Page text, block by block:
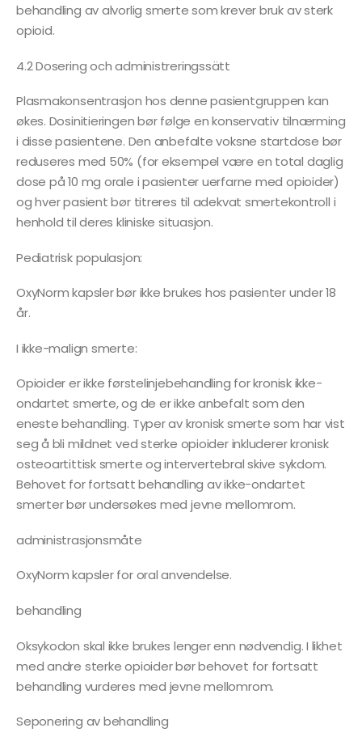
behandling av alvorlig smerte som krever bruk av sterk
opioid.
4.2 Dosering och administreringssätt
Plasmakonsentrasjon hos denne pasientgruppen kan
økes. Dosinitieringen bør følge en konservativ tilnærming
i disse pasientene. Den anbefalte voksne startdose bør
reduseres med 50% (for eksempel være en total daglig
dose på 10 mg orale i pasienter uerfarne med opioider)
og hver pasient bør titreres til adekvat smertekontroll i
henhold til deres kliniske situasjon.
Pediatrisk populasjon:
OxyNorm kapsler bør ikke brukes hos pasienter under 18
år.
I ikke-malign smerte:
Opioider er ikke førstelinjebehandling for kronisk ikke-
ondartet smerte, og de er ikke anbefalt som den
eneste behandling. Typer av kronisk smerte som har vist
seg å bli mildnet ved sterke opioider inkluderer kronisk
osteoartittisk smerte og intervertebral skive sykdom.
Behovet for fortsatt behandling av ikke-ondartet
smerter bør undersøkes med jevne mellomrom.
administrasjonsmåte
OxyNorm kapsler for oral anvendelse.
behandling
Oksykodon skal ikke brukes lenger enn nødvendig. I likhet
med andre sterke opioider bør behovet for fortsatt
behandling vurderes med jevne mellomrom.
Seponering av behandling